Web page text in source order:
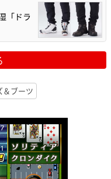
「ドラ
＆ブーツ